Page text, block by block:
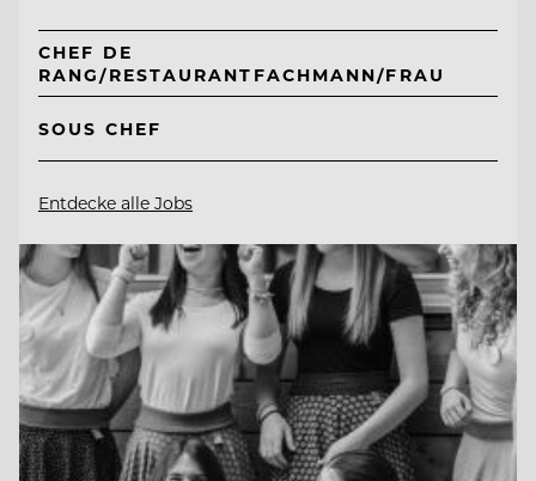
CHEF DE
RANG/RESTAURANTFACHMANN/FRAU
SOUS CHEF
Entdecke alle Jobs